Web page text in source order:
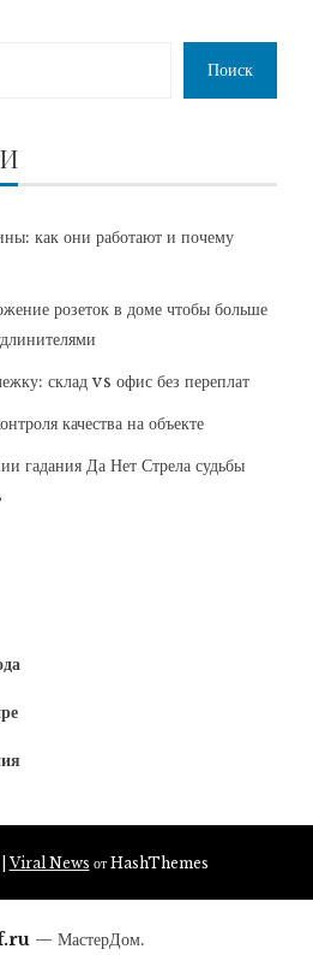
Поиск
как они работают и почему
розеток в доме чтобы больше
склад vs офис без переплат
качества на объекте
гадания Да Нет Стрела судьбы
|Viral News от HashThemes
— МастерДом.